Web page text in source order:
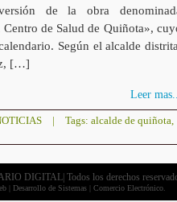
de la obra
de Salud de Quiñota»,
Según el alcalde
[…]
Leer mas...
| Tags: alcalde de quiñota
DIGITAL| Todos los derechos
| Desarrollo de Sistemas | Comercio Electrónico.